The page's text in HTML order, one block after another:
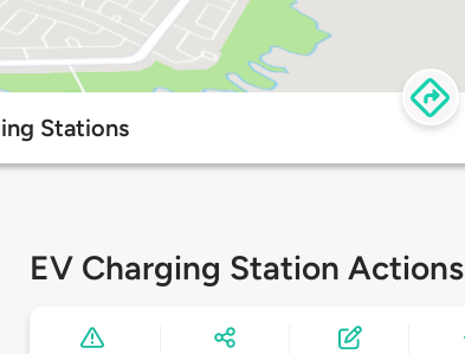
Stations
EV Charging Station Actions